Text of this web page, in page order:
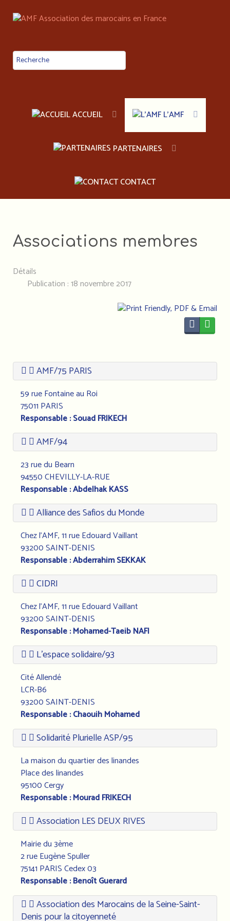
ACCUEIL L'AMF
PARTENAIRES
CONTACT
Associations membres
Détails
Publication : 18 novembre 2017
AMF/75 PARIS
59 rue Fontaine au Roi
75011 PARIS
Responsable : Souad FRIKECH
AMF/94
23 rue du Bearn
94550 CHEVILLY-LA-RUE
Responsable : Abdelhak KASS
Alliance des Safios du Monde
Chez l'AMF, 11 rue Edouard Vaillant
93200 SAINT-DENIS
Responsable : Abderrahim SEKKAK
CIDRI
Chez l'AMF, 11 rue Edouard Vaillant
93200 SAINT-DENIS
Responsable : Mohamed-Taeib NAFI
L’espace solidaire/93
Cité Allendé
LCR-B6
93200 SAINT-DENIS
Responsable : Chaouih Mohamed
Solidarité Plurielle ASP/95
La maison du quartier des linandes
Place des linandes
95100 Cergy
Responsable : Mourad FRIKECH
Association LES DEUX RIVES
Mairie du 3ème
2 rue Eugène Spuller
75141 PARIS Cedex 03
Responsable : Benoît Guerard
Association des Marocains de la Seine-Saint-
Denis pour la citoyenneté